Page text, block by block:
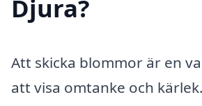
Djura?
Att skicka blommor är en
att visa omtanke och